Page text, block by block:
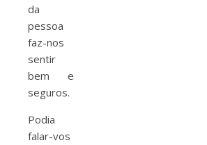
da
pessoa
faz-nos
sentir
bem e
seguros.
Podia
falar-vos